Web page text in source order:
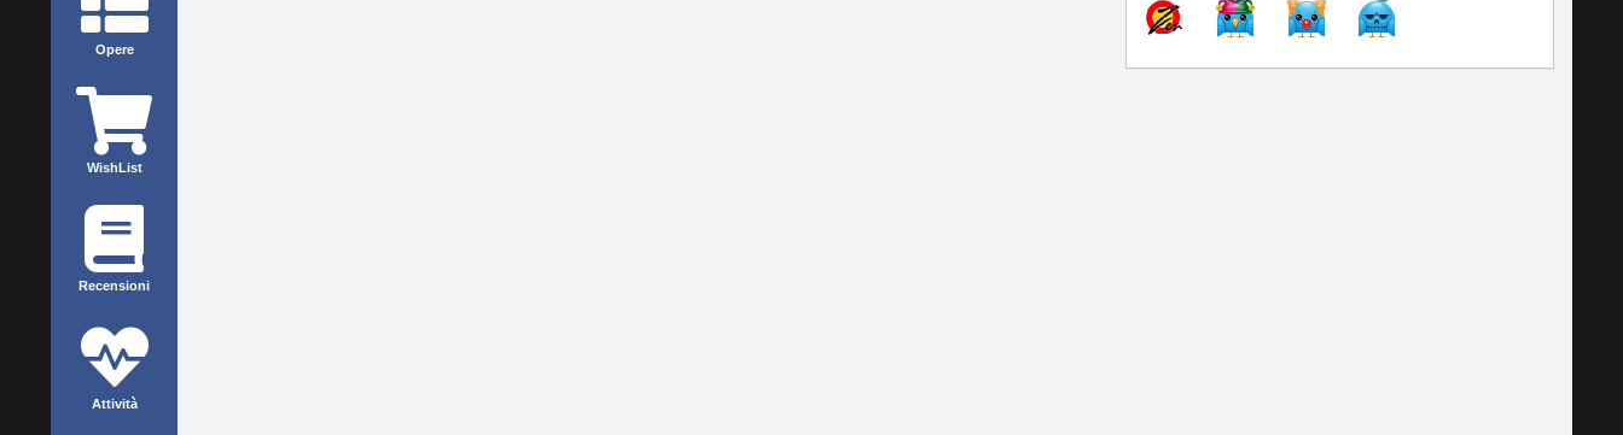
Opere
WishList
Recensioni
Attività